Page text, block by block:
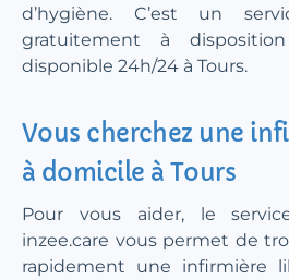
d’hygiène. C’est un
gratuitement à
disponible 24h/24 à Tours.
Vous cherchez une
à domicile à Tours
Pour vous aider, le
inzee.care vous permet de
rapidement une infirmière